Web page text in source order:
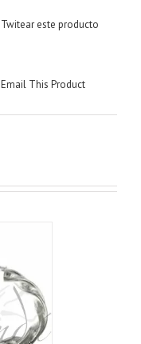
Twitear este producto
Email This Product